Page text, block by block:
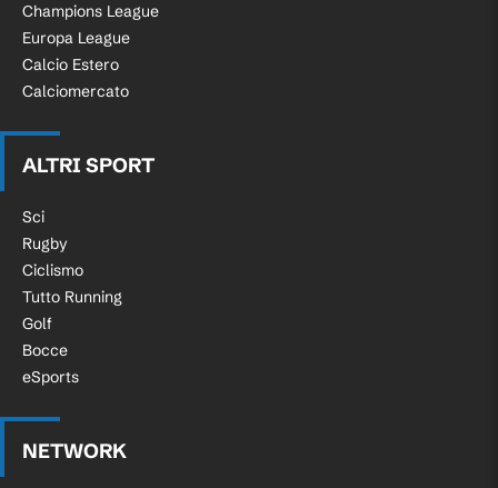
Champions League
Europa League
Calcio Estero
Calciomercato
ALTRI SPORT
Sci
Rugby
Ciclismo
Tutto Running
Golf
Bocce
eSports
NETWORK